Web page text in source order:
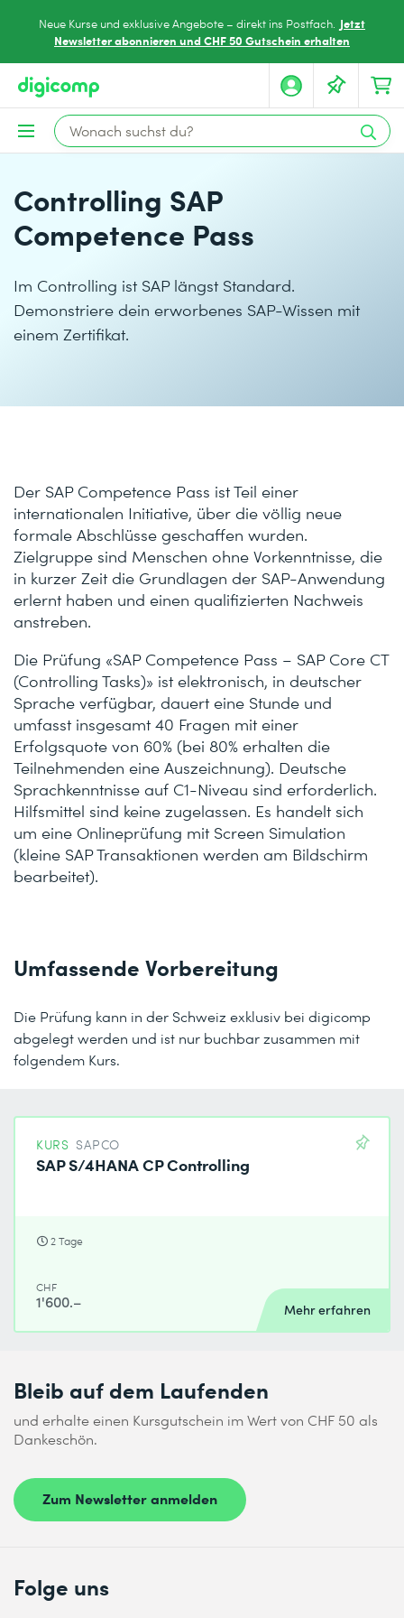
Neue Kurse und exklusive Angebote – direkt ins Postfach. Jetzt
Newsletter abonnieren und CHF 50 Gutschein erhalten
Controlling SAP
Competence Pass
Im Controlling ist SAP längst Standard.
Demonstriere dein erworbenes SAP-Wissen mit
einem Zertifikat.
Der SAP Competence Pass ist Teil einer
internationalen Initiative, über die völlig neue
formale Abschlüsse geschaffen wurden.
Zielgruppe sind Menschen ohne Vorkenntnisse, die
in kurzer Zeit die Grundlagen der SAP-Anwendung
erlernt haben und einen qualifizierten Nachweis
anstreben.
Die Prüfung «SAP Competence Pass – SAP Core CT
(Controlling Tasks)» ist elektronisch, in deutscher
Sprache verfügbar, dauert eine Stunde und
umfasst insgesamt 40 Fragen mit einer
Erfolgsquote von 60% (bei 80% erhalten die
Teilnehmenden eine Auszeichnung). Deutsche
Sprachkenntnisse auf C1-Niveau sind erforderlich.
Hilfsmittel sind keine zugelassen. Es handelt sich
um eine Onlineprüfung mit Screen Simulation
(kleine SAP Transaktionen werden am Bildschirm
bearbeitet).
Umfassende Vorbereitung
Die Prüfung kann in der Schweiz exklusiv bei digicomp
abgelegt werden und ist nur buchbar zusammen mit
folgendem Kurs.
KURS SAPCO
SAP S/4HANA CP Controlling
2 Tage
CHF
1'600.– Mehr erfahren
Bleib auf dem Laufenden
und erhalte einen Kursgutschein im Wert von CHF 50 als
Dankeschön.
Zum Newsletter anmelden
Folge uns